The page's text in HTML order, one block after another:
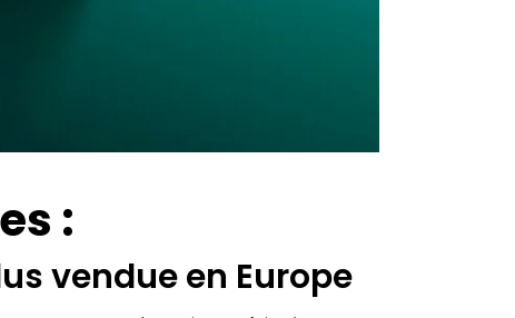
:
vendue en Europe